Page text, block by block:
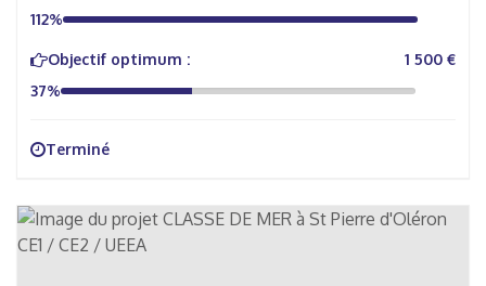
112%
Objectif optimum :
1 500 €
37%
Terminé